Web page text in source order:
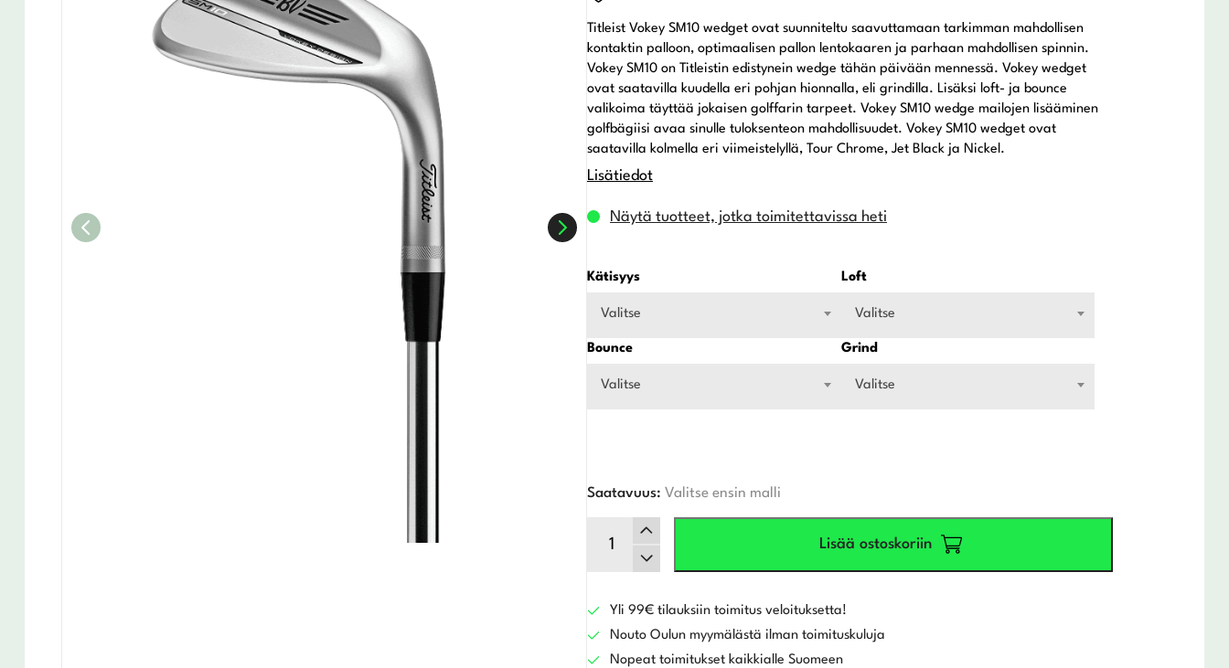
Naisten täyssetit
Naisten aloittelijan setit
hinta
oli:
199,00 €.
hinta
on:
159,00 €.
Titleist Vokey SM10 wedget ovat suunniteltu saavuttamaan tarkimman mahdollisen
kontaktin palloon, optimaalisen pallon lentokaaren ja parhaan mahdollisen spinnin.
Vokey SM10 on Titleistin edistynein wedge tähän päivään mennessä. Vokey wedget
ovat saatavilla kuudella eri pohjan hionnalla, eli grindilla. Lisäksi loft- ja bounce
valikoima täyttää jokaisen golffarin tarpeet. Vokey SM10 wedge mailojen lisääminen
golfbägiisi avaa sinulle tuloksenteon mahdollisuudet. Vokey SM10 wedget ovat
saatavilla kolmella eri viimeistelyllä, Tour Chrome, Jet Black ja Nickel.
Lisätiedot
Näytä tuotteet, jotka toimitettavissa heti
Kätisyys
Valitse
Loft
Valitse
Bounce
Valitse
Grind
Valitse
Saatavuus: Valitse ensin malli
Chrome
wedge
Lisää ostoskoriin
Yli 99€ tilauksiin toimitus veloituksetta!
Nouto Oulun myymälästä ilman toimituskuluja
Nopeat toimitukset kaikkialle Suomeen